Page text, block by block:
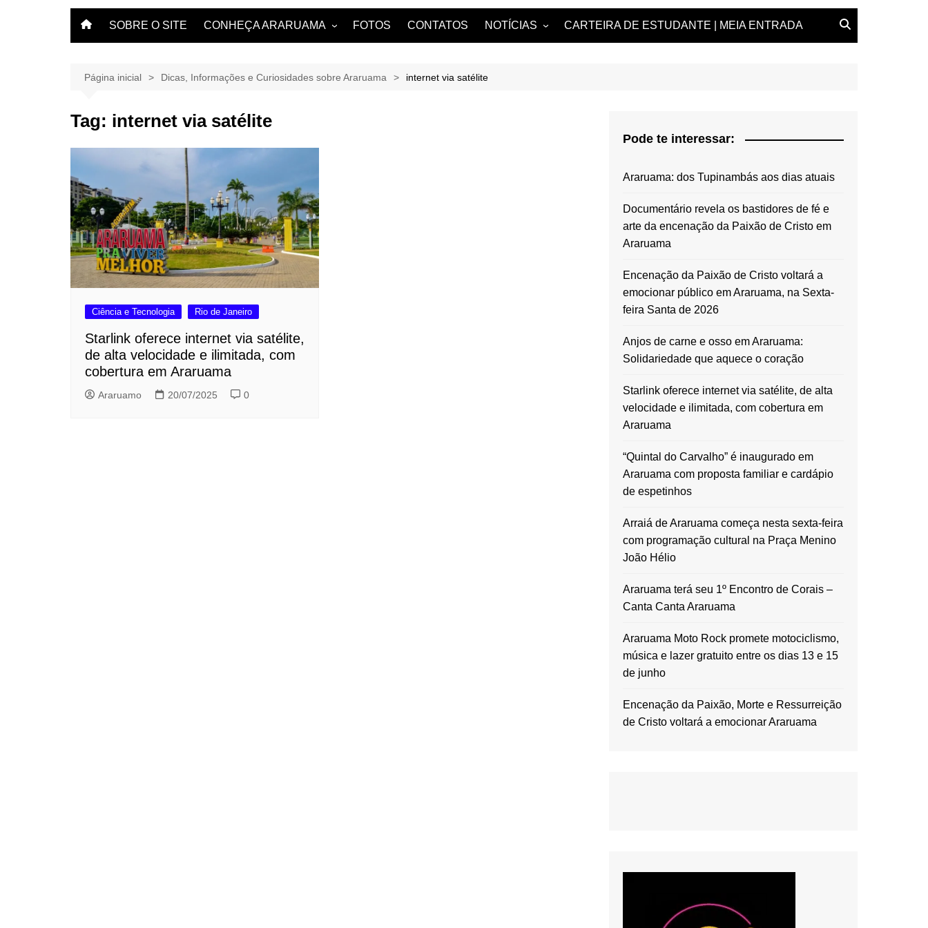
SOBRE O SITE CONHEÇA ARARUAMA FOTOS CONTATOS NOTÍCIAS CARTEIRA DE ESTUDANTE | MEIA ENTRADA
Página inicial Dicas, Informações e Curiosidades sobre Araruama internet via satélite
Tag: internet via satélite
Ciência e Tecnologia Rio de Janeiro
Starlink oferece internet via satélite,
de alta velocidade e ilimitada, com
cobertura em Araruama
Araruamo 20/07/2025 0
Pode te interessar:
Araruama: dos Tupinambás aos dias atuais
Documentário revela os bastidores de fé e
arte da encenação da Paixão de Cristo em
Araruama
Encenação da Paixão de Cristo voltará a
emocionar público em Araruama, na Sexta-
feira Santa de 2026
Anjos de carne e osso em Araruama:
Solidariedade que aquece o coração
Starlink oferece internet via satélite, de alta
velocidade e ilimitada, com cobertura em
Araruama
“Quintal do Carvalho” é inaugurado em
Araruama com proposta familiar e cardápio
de espetinhos
Arraiá de Araruama começa nesta sexta-feira
com programação cultural na Praça Menino
João Hélio
Araruama terá seu 1º Encontro de Corais –
Canta Canta Araruama
Araruama Moto Rock promete motociclismo,
música e lazer gratuito entre os dias 13 e 15
de junho
Encenação da Paixão, Morte e Ressurreição
de Cristo voltará a emocionar Araruama